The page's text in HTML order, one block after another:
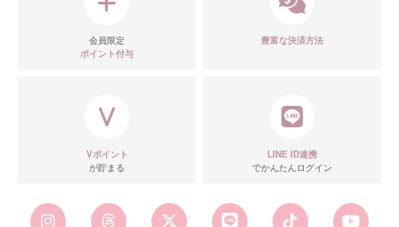
会員限定
ポイント付与
豊富な決済方法
Vポイント
が貯まる
LINE ID連携
でかんたんログイン